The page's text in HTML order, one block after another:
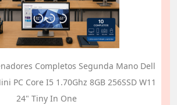
Completos Segunda Mano Dell
PC Core I5 1.70Ghz 8GB 256SSD W11
24" Tiny In One